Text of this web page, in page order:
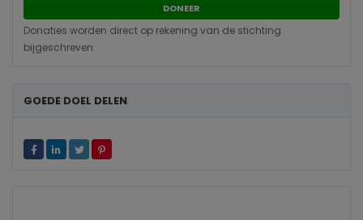
DONEER
Donaties worden direct op rekening van de stichting
bijgeschreven
GOEDE DOEL DELEN